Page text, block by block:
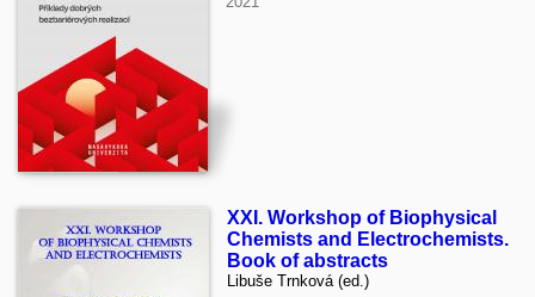
XXI. Workshop of Biophysical
Chemists and Electrochemists.
Book of abstracts
Libuše Trnková (ed.)